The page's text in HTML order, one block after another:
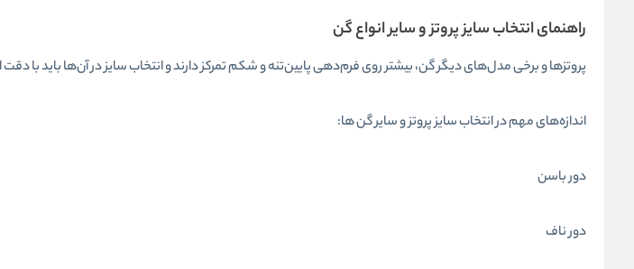
راهنمای انتخاب سایز پروتز و سایر انواع گن
پروتزها و برخی مدل‌های دیگر گن، بیشتر روی فرم‌دهی پایین‌تنه و شکم تمرکز دارند و انتخاب سایز در آن‌ها باید با
اندازه‌های مهم در انتخاب سایز پروتز و سایر گن ها:
دور باسن
دور ناف